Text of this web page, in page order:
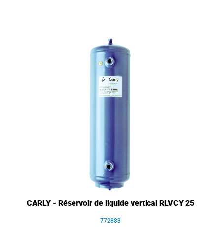
CARLY - Réservoir de liquide vertical RLVCY 25
772883